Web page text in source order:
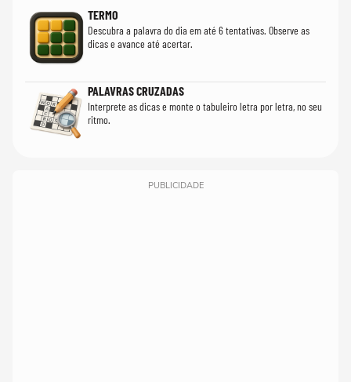
TERMO
Descubra a palavra do dia em até 6 tentativas. Observe as
dicas e avance até acertar.
PALAVRAS CRUZADAS
Interprete as dicas e monte o tabuleiro letra por letra, no seu
ritmo.
PUBLICIDADE